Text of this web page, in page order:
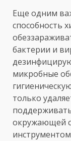
Еще одним
способность
бактерии и
микробные
только
окружающей